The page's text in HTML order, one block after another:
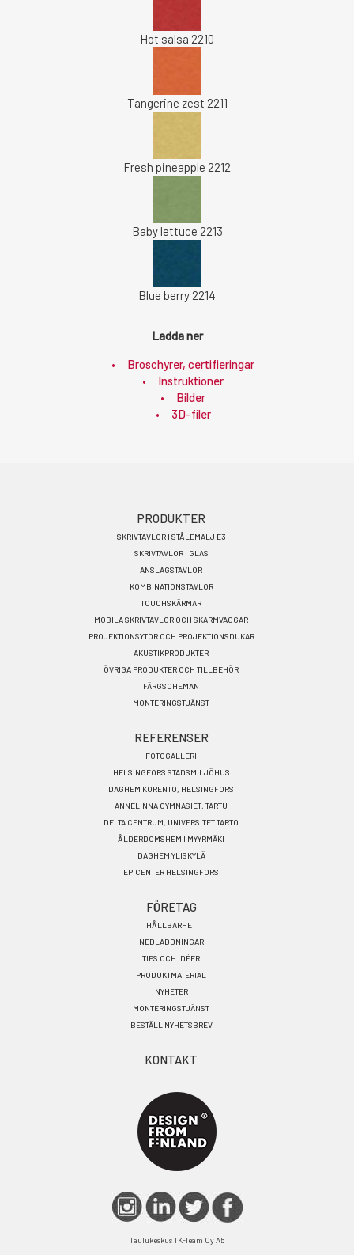
Hot salsa 2210
Tangerine zest 2211
Fresh pineapple 2212
Baby lettuce 2213
Blue berry 2214
Ladda ner
Broschyrer, certifieringar
Instruktioner
Bilder
3D-filer
PRODUKTER
SKRIVTAVLOR I STÅLEMALJ E3
SKRIVTAVLOR I GLAS
ANSLAGSTAVLOR
KOMBINATIONSTAVLOR
TOUCHSKÄRMAR
MOBILA SKRIVTAVLOR OCH SKÄRMVÄGGAR
PROJEKTIONSYTOR OCH PROJEKTIONSDUKAR
AKUSTIKPRODUKTER
ÖVRIGA PRODUKTER OCH TILLBEHÖR
FÄRGSCHEMAN
MONTERINGSTJÄNST
REFERENSER
FOTOGALLERI
HELSINGFORS STADSMILJÖHUS
DAGHEM KORENTO, HELSINGFORS
ANNELINNA GYMNASIET, TARTU
DELTA CENTRUM, UNIVERSITET TARTO
ÅLDERDOMSHEM I MYYRMÄKI
DAGHEM YLISKYLÄ
EPICENTER HELSINGFORS
FÖRETAG
HÅLLBARHET
NEDLADDNINGAR
TIPS OCH IDÉER
PRODUKTMATERIAL
NYHETER
MONTERINGSTJÄNST
BESTÄLL NYHETSBREV
KONTAKT
Taulukeskus TK-Team Oy Ab